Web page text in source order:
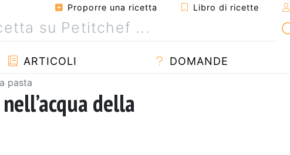
Proporre una ricetta Libro di ricette
ARTICOLI DOMANDE
pasta
della